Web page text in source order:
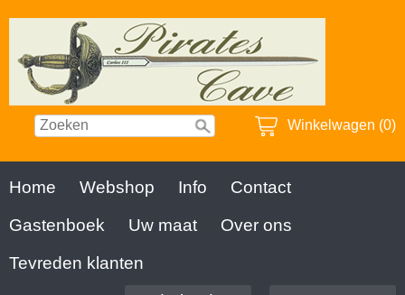
Winkelwagen (0)
Home Webshop Info
Contact
Gastenboek
Uw maat
Over ons
Tevreden klanten